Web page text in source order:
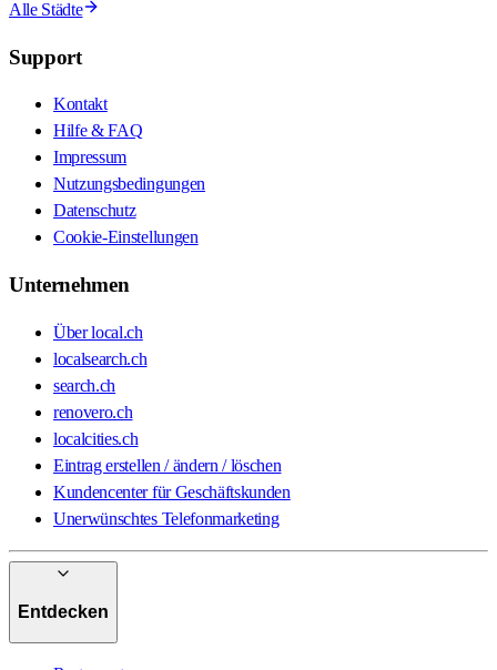
Alle Städte
Support
Kontakt
Hilfe & FAQ
Impressum
Nutzungsbedingungen
Datenschutz
Cookie-Einstellungen
Unternehmen
Über local.ch
localsearch.ch
search.ch
renovero.ch
localcities.ch
Eintrag erstellen / ändern / löschen
Kundencenter für Geschäftskunden
Unerwünschtes Telefonmarketing
Entdecken